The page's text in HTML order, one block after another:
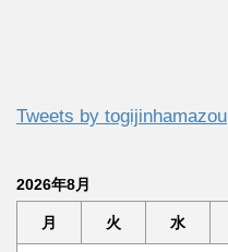
Tweets by togijinhamazou
2026年8月
月 火 水